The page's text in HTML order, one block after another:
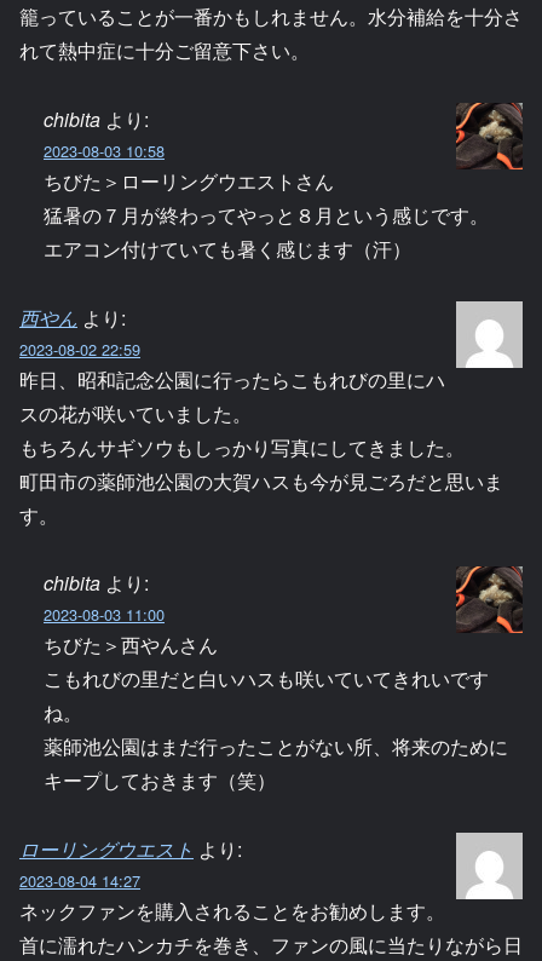
籠っていることが一番かもしれません。水分補給を十分さ
れて熱中症に十分ご留意下さい。
chibita より:
2023-08-03 10:58
ちびた＞ローリングウエストさん
猛暑の７月が終わってやっと８月という感じです。
エアコン付けていても暑く感じます（汗）
西やん より:
2023-08-02 22:59
昨日、昭和記念公園に行ったらこもれびの里にハ
スの花が咲いていました。
もちろんサギソウもしっかり写真にしてきました。
町田市の薬師池公園の大賀ハスも今が見ごろだと思いま
す。
chibita より:
2023-08-03 11:00
ちびた＞西やんさん
こもれびの里だと白いハスも咲いていてきれいです
ね。
薬師池公園はまだ行ったことがない所、将来のために
キープしておきます（笑）
ローリングウエスト より:
2023-08-04 14:27
ネックファンを購入されることをお勧めします。
首に濡れたハンカチを巻き、ファンの風に当たりながら日